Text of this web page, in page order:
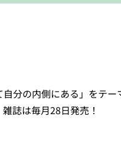
自分の内側にある」をテ
誌は毎月28日発売！